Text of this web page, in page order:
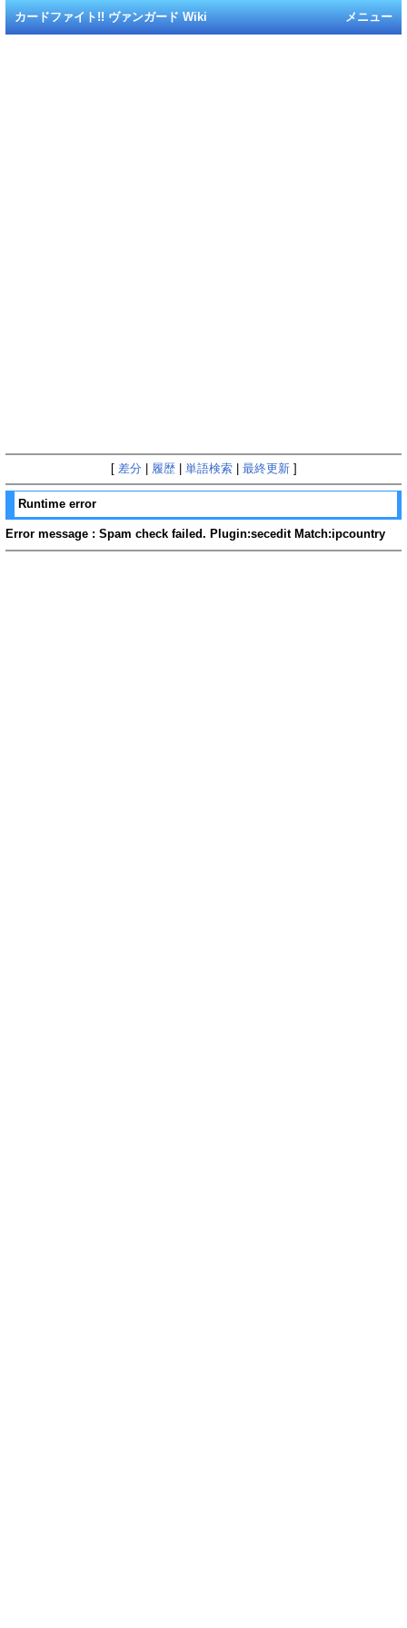
メニュー
カードファイト!! ヴァンガード Wiki
[ 差分 履歴| 単語検索| 最終更新]
Runtime error
Error message : Spam check failed. Plugin:secedit Match:ipcountry